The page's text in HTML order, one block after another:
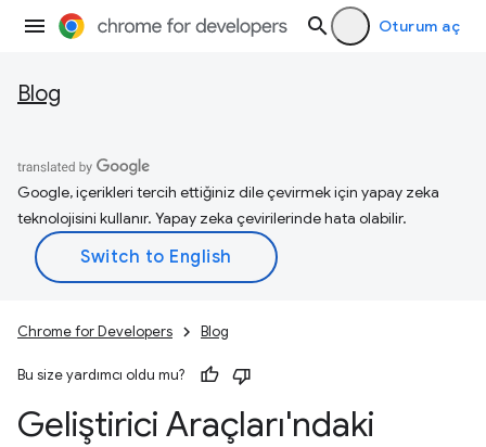
Oturum aç
Blog
Google, içerikleri tercih ettiğiniz dile çevirmek için yapay zeka
teknolojisini kullanır. Yapay zeka çevirilerinde hata olabilir.
Chrome for Developers Blog
Bu size yardımcı oldu mu?
Geliştirici Araçları'ndaki